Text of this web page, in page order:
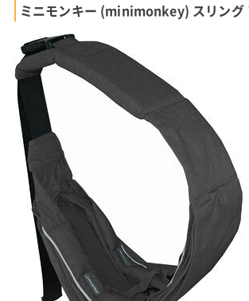
ミニモンキー (minimonkey) スリング